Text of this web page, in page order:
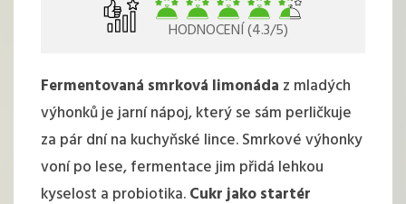
HODNOCENÍ (4.3/5)
Fermentovaná smrková limonáda z mladých
výhonků je jarní nápoj, který se sám perličkuje
za pár dní na kuchyňské lince. Smrkové výhonky
voní po lese, fermentace jim přidá lehkou
kyselost a probiotika.Cukr jako startér